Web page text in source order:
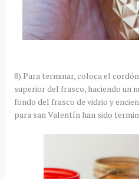
8) Para terminar, coloca el
superior del frasco, haciendo un
fondo del frasco de vidrio y
para san Valentín han sido